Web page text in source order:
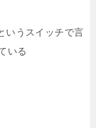
いうスイッチで言
いる